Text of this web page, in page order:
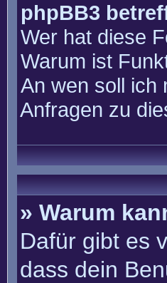
phpBB3
Wer hat diese
Warum ist
An wen soll ich
Anfragen zu
» Warum
Dafür gibt es
dass dein